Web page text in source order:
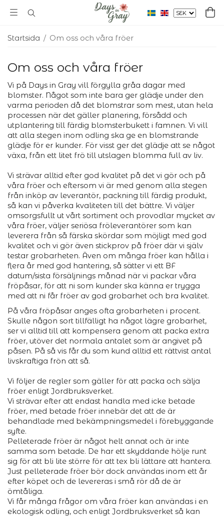
Startsida / Om oss och våra fröer
Om oss och våra fröer
Vi på Days in Gray vill förgylla gråa dagar med
blomster. Något som inte bara ger glädje under den
varma perioden då det blomstrar som mest, utan hela
processen när det gäller planering, försådd och
utplantering till färdig blomsterbukett i famnen. Vi vill
att alla stegen inom odling ska ge en blomstrande
glädje för er kunder. För visst ger det glädje att se något
växa, från ett litet frö till utslagen blomma full av liv.
Vi strävar alltid efter god kvalitet på det vi gör och på
våra fröer och eftersom vi är med genom alla stegen
från inköp av leverantör, packning till färdig produkt,
så kan vi påverka kvaliteten till det bättre. Vi väljer
omsorgsfullt ut vårt sortiment och provodlar mycket av
våra fröer, väljer seriösa fröleverantörer som kan
leverera från så färska skördar som möjligt med god
kvalitet och vi gör även stickprov på fröer där vi själv
testar grobarheten. Även om många fröer kan hålla i
flera år med god hantering, så sätter vi ett BF
datum/sista försäljnings månad när vi packar våra
fröpåsar, för att ni som kunder ska känna er trygga
med att ni får fröer av god grobarhet och bra kvalitet.
På våra fröpåsar anges ofta grobarheten i procent.
Skulle någon sort tillfälligt ha något lägre grobarhet,
ser vi alltid till att kompensera genom att packa extra
fröer, utöver det normala antalet som är angivet på
påsen. På så vis får du som kund alltid ett rättvist antal
livskraftiga frön att så.
Vi följer de regler som gäller för att packa och sälja
fröer enligt Jordbruksverket.
Vi strävar efter att endast handla med icke betade
fröer, med betade fröer innebär det att de är
behandlade med bekämpningsmedel i förebyggande
syfte.
Pelleterade fröer är något helt annat och är inte
samma som betade. De har ett skyddande hölje runt
sig för att bli lite större för att tex bli lättare att hantera.
Just pelleterade fröer bör dock användas inom ett år
efter köpet och de levereras i små rör då de är
ömtåliga.
Vi får många frågor om våra fröer kan användas i en
ekologisk odling, och enligt Jordbruksverket så kan